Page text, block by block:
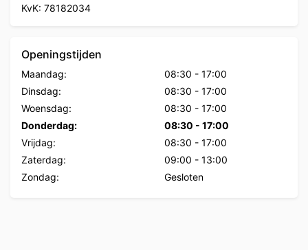
KvK: 78182034
Openingstijden
Maandag: 08:30 - 17:00
Dinsdag:
08:30 - 17:00
Woensdag:
08:30 - 17:00
Donderdag:
08:30 - 17:00
Vrijdag:
08:30 - 17:00
Zaterdag:
09:00 - 13:00
Zondag:
Gesloten